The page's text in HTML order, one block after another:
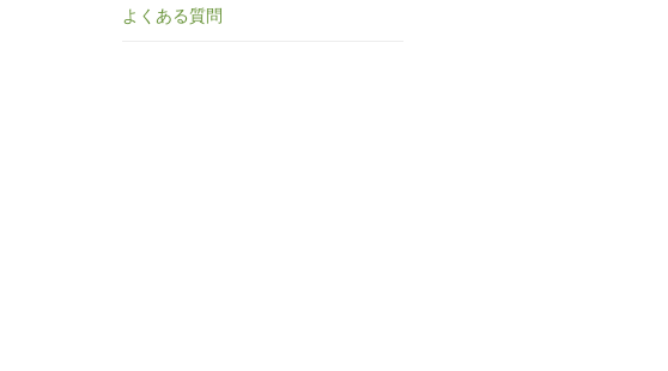
よくある質問